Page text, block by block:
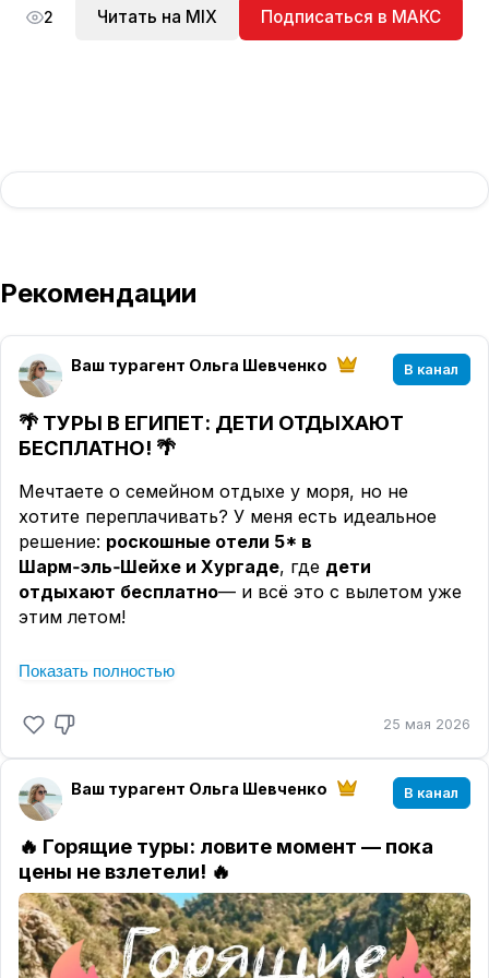
2 Читать на MIX Подписаться в МАКС
Рекомендации
Ваш турагент Ольга Шевченко В канал
🌴 ТУРЫ В ЕГИПЕТ: ДЕТИ ОТДЫХАЮТ
БЕСПЛАТНО! 🌴
Мечтаете о семейном отдыхе у моря, но не
хотите переплачивать? У меня есть идеальное
решение: роскошные отели 5* в
Шарм‑эль‑Шейхе и Хургаде, где дети
отдыхают бесплатно— и всё это с вылетом уже
этим летом!
Что вы получаете
доплачивать за детское размещение.
✅Всё включено / Ультра Всё включено—
питание и напитки уже в стоимости.
✅Анимация и развлечения
для детей любого
возраста.
✅ Удобные номера с детскими кроватками и
стульчиками в ресторане.
✅Вылет из Москвы— никаких пересадок.
✅Отдых в июне–июле 2026— комфортное
время для поездки в Египет.
Показать полностью
25 мая 2026
Ваш турагент Ольга Шевченко В канал
🔥 Горящие туры: ловите момент — пока
цены не взлетели! 🔥